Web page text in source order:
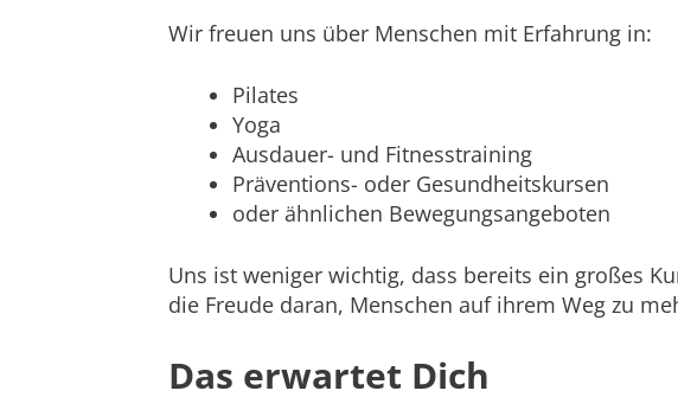
Wir freuen uns über Menschen mit Erfahrung in:
Pilates
Yoga
Ausdauer- und Fitnesstraining
Präventions- oder Gesundheitskursen
oder ähnlichen Bewegungsangeboten
Uns ist weniger wichtig, dass bereits ein großes
die Freude daran, Menschen auf ihrem Weg zu
Das erwartet Dich